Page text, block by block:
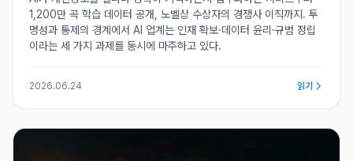
1,200만 곡 학습 데이터 공개, 노벨상 수상자의 경쟁사 이직까지. 투
명성과 통제의 경계에서 AI 업계는 인재 확보·데이터 윤리·규범 정립
이라는 세 가지 과제를 동시에 마주하고 있다.
2026.06.24 읽기